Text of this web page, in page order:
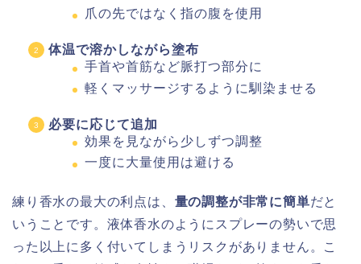
爪の先ではなく指の腹を使用
体温で溶かしながら塗布
手首や首筋など脈打つ部分に
軽くマッサージするように馴染ませる
必要に応じて追加
効果を見ながら少しずつ調整
一度に大量使用は避ける
練り香水の最大の利点は、 量の調整が非常に簡単だと
いうことです。液体香水のようにスプレーの勢いで思
った以上に多く付いてしまうリスクがありません。こ